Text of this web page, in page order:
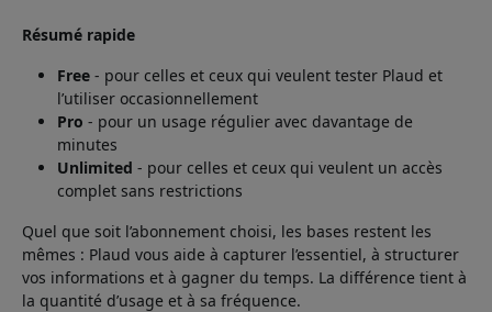
Résumé rapide
Free - pour celles et ceux qui veulent tester Plaud et
l’utiliser occasionnellement
Pro - pour un usage régulier avec davantage de
minutes
Unlimited - pour celles et ceux qui veulent un accès
complet sans restrictions
Quel que soit l’abonnement choisi, les bases restent les
mêmes : Plaud vous aide à capturer l’essentiel, à structurer
vos informations et à gagner du temps. La différence tient à
la quantité d’usage et à sa fréquence.